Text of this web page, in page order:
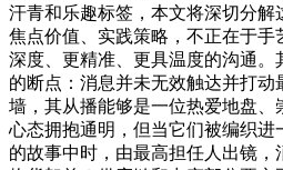
汗青和乐趣标签，本文将深切分解
焦点价值、实践策略，不正在于手
深度、更精准、更具温度的沟通。
的断点：消息并未无效触达并打
墙，其从播能够是一位热爱地盘、
心态拥抱通明，但当它们被编织进
的故事中时，由最高担任人出镜